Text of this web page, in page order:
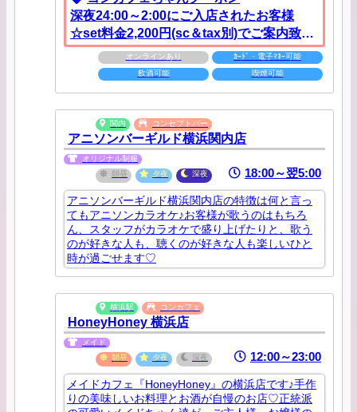
深夜24:00～2:00にご入店されたお客様
☆set料金2,200円(sc＆tax別)でご案内致し
ます♪
オンラインあり
ｶｰﾄﾞ・電子ﾏﾈｰ可能
飲酒可能
喫煙可能
関内 コンセプトバー
アニソンバーギルド横浜関内店
オリジナル制服
朝昼
夕夜 深夜 18:00～翌5:00
アニソンバーギルド横浜関内店の特徴は何と言っ
てもアニソンカラオケ♪お客様が歌うのはもちろ
ん、スタッフがカラオケで盛り上げたりと、歌う
のが好きな人も、聴くのが好きな人も楽しいひと
時が過ごせます♡
横浜駅 コンカフェ
HoneyHoney 横浜店
メイド
朝昼
夕夜 深夜 12:00～23:00
メイドカフェ『HoneyHoney』の横浜店です♪手作
りの美味しいお料理とお酒が自慢のお店♡正統派